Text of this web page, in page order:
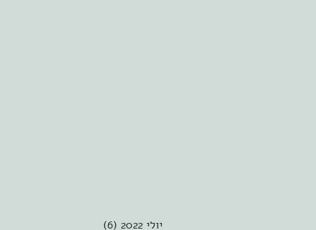
יולי 2022 (6)